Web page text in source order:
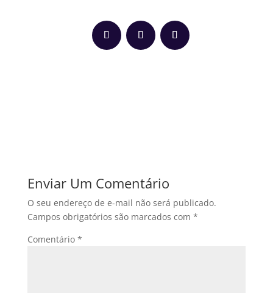
Enviar Um Comentário
O seu endereço de e-mail não será publicado.
Campos obrigatórios são marcados com *
Comentário *